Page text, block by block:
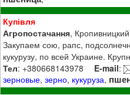
Купівля
Агропостачання,
Закупаем сою, рапс,
кукурузу, по всей Украине.
Тел: +380668143978 E-mail:
зерновые,зерно, кукуруза,